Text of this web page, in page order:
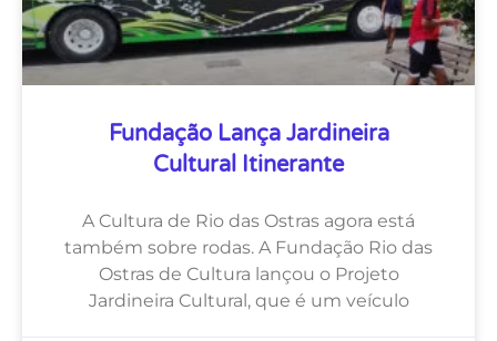
Fundação Lança Jardineira
Cultural Itinerante
A Cultura de Rio das Ostras agora está
também sobre rodas. A Fundação Rio das
Ostras de Cultura lançou o Projeto
Jardineira Cultural, que é um veículo